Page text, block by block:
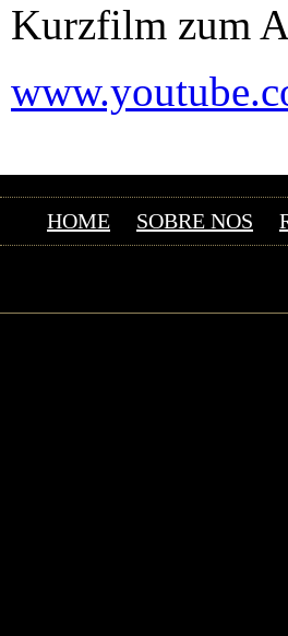
Kurzfilm zum
HOME SOBRE NOS